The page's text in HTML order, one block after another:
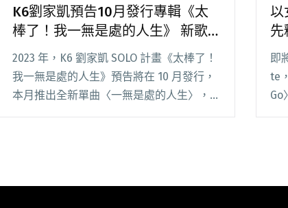
K6劉家凱預告10月發行專輯《太
棒了！我一無是處的人生》 新歌
〈一無是處的人生〉搭檔台越混血
饒舌歌手桃子A1J
2023 年，K6 劉家凱 SOLO 計畫《太棒了！
我一無是處的人生》預告將在 10 月發行，
本月推出全新單曲〈一無是處的人生〉，更
是這張專輯的同名主題曲。歌曲搭檔台越混
一無是處的人生》 新歌〈一無是處的人
以
先
即
te
Go
te